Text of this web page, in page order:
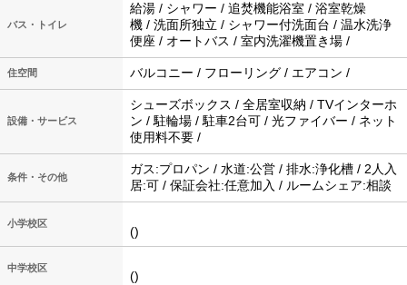
バス・トイレ
給湯 / シャワー / 追焚機能浴室 / 浴室乾燥
機 / 洗面所独立 / シャワー付洗面台 / 温水洗浄
便座 / オートバス / 室内洗濯機置き場 /
住空間 バルコニー / フローリング / エアコン /
設備・サービス
シューズボックス / 全居室収納 / TVインターホ
ン / 駐輪場 / 駐車2台可 / 光ファイバー / ネット
使用料不要 /
条件・その他
ガス:プロパン / 水道:公営 / 排水:浄化槽 / 2人入
居:可 / 保証会社:任意加入 / ルームシェア:相談
小学校区
()
中学校区
()